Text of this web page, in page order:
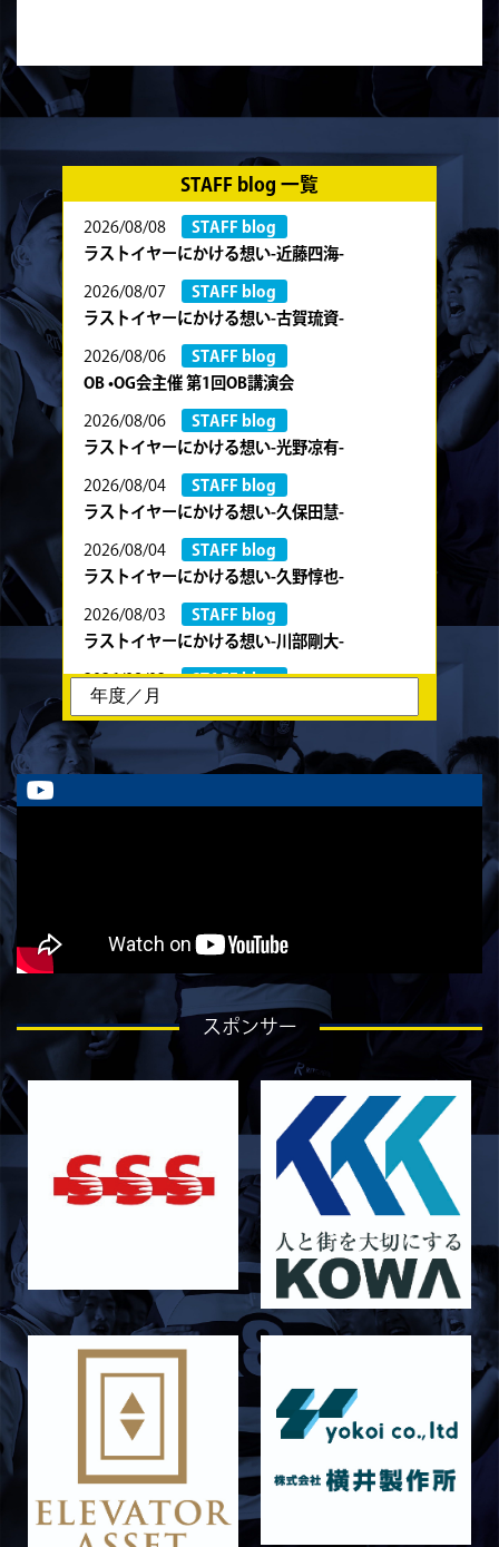
STAFF blog 一覧
2026/08/08
STAFF blog
ラストイヤーにかける想い-近藤四海-
2026/08/07
STAFF blog
ラストイヤーにかける想い-古賀琉資-
2026/08/06
STAFF blog
OB •OG会主催 第1回OB講演会
2026/08/06
STAFF blog
ラストイヤーにかける想い-光野凉有-
2026/08/04
STAFF blog
ラストイヤーにかける想い-久保田慧-
2026/08/04
STAFF blog
ラストイヤーにかける想い-久野惇也-
2026/08/03
STAFF blog
ラストイヤーにかける想い-川部剛大-
2026/08/02
STAFF blog
ラストイヤーにかける想い-川畑直央征-
2026/08/01
STAFF blog
ラストイヤーにかける想い-香山創祐-
2026/07/30
STAFF blog
2026/07/28
STAFF blog
STAFF blog
ラストイヤーにかける想い-石岡泰一-
STAFF blog
ラストイヤーにかける想い-芦塚悠大-
STAFF blog
ラストイヤーにかける想い-青田宗久-
2026/06/27
STAFF blog
STAFF blog
【Rits Familyのバトン】vol. 2 稲西輝紀
2026/06/21
STAFF blog
6月21日 京都大学
2026/06/19
6月20日 花園大学
2026/06/16
STAFF blog
6月14日 島津製作所
2026/06/16
STAFF blog
スポンサー